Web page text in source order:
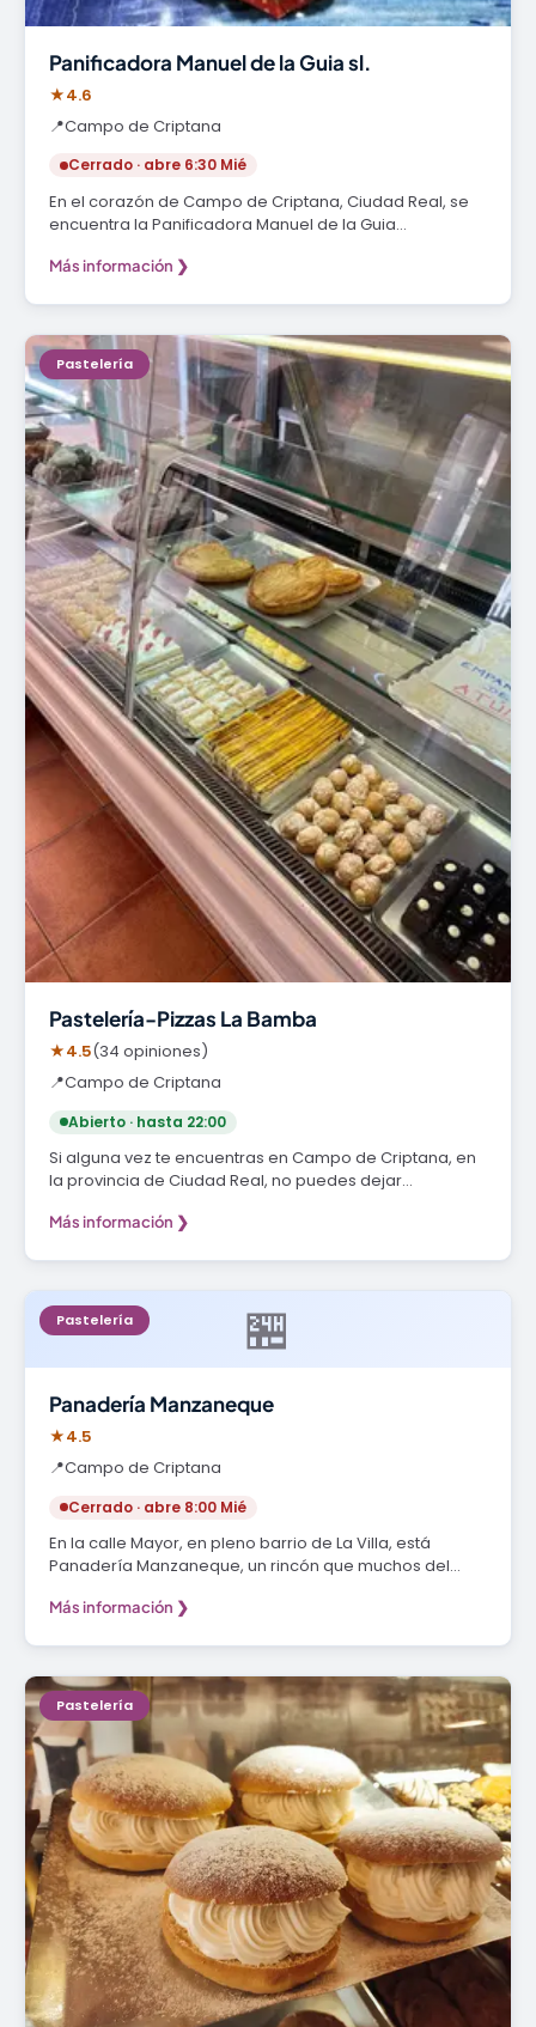
Panificadora Manuel de la Guia sl.
★4.6
📍Campo de Criptana
Cerrado · abre 6:30 Mié
En el corazón de Campo de Criptana, Ciudad Real, se
encuentra la Panificadora Manuel de la Guia…
Más información ❯
Pastelería
Pastelería-Pizzas La Bamba
★4.5(34 opiniones)
📍Campo de Criptana
Abierto · hasta 22:00
Si alguna vez te encuentras en Campo de Criptana, en
la provincia de Ciudad Real, no puedes dejar…
Más información ❯
🏪
Pastelería
Panadería Manzaneque
★4.5
📍Campo de Criptana
Cerrado · abre 8:00 Mié
En la calle Mayor, en pleno barrio de La Villa, está
Panadería Manzaneque, un rincón que muchos del…
Más información ❯
Pastelería